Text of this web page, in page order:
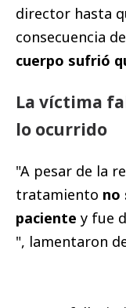
director hasta
consecuencia
cuerpo sufrió
La víctima
lo ocurrido
"A pesar de la
tratamiento no
paciente y fue
", lamentaron